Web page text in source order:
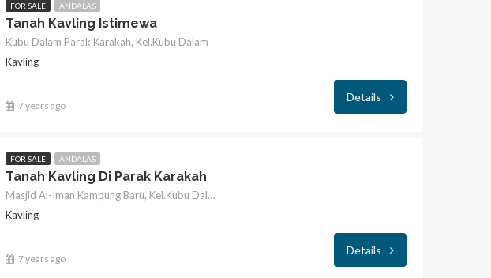
FOR SALE ANDALAS
Tanah Kavling Istimewa
Kubu Dalam Parak Karakah, Kel.Kubu Dalam
Kavling
7 years ago
Details
FOR SALE ANDALAS
Tanah Kavling Di Parak Karakah
Masjid Al-Iman Kampung Baru, Kel.Kubu Dalam Parak karakah
Kavling
7 years ago
Details